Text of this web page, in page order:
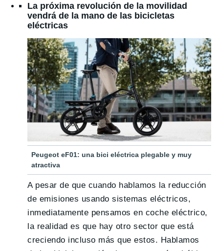
La próxima revolución de la movilidad
vendrá de la mano de las bicicletas
eléctricas
Peugeot eF01: una bici eléctrica plegable y muy
atractiva
A pesar de que cuando hablamos la reducción
de emisiones usando sistemas eléctricos,
inmediatamente pensamos en coche eléctrico,
la realidad es que hay otro sector que está
creciendo incluso más que estos. Hablamos